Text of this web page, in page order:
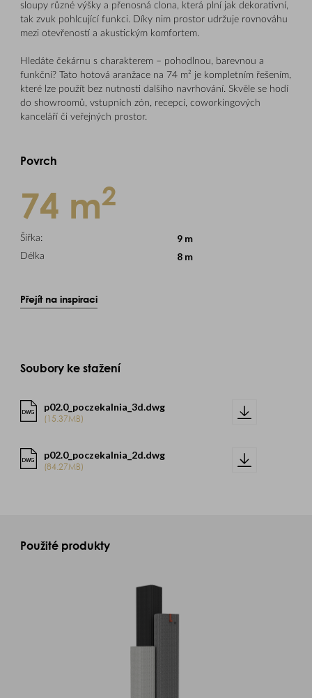
sloupy různé výšky a přenosná clona, která plní jak dekorativní,
tak zvuk pohlcující funkci. Díky nim prostor udržuje rovnováhu
mezi otevřeností a akustickým komfortem.
Hledáte čekárnu s charakterem – pohodlnou, barevnou a
funkční? Tato hotová aranžace na 74 m² je kompletním řešením,
které lze použít bez nutnosti dalšího navrhování. Skvěle se hodí
do showroomů, vstupních zón, recepcí, coworkingových
kanceláří či veřejných prostor.
Povrch
74 m2
Šířka: 9 m
Délka 8 m
Soubory ke stažení
DWG p02.0_poczekalnia_3d.dwg
(15.37MB)
DWG p02.0_poczekalnia_2d.dwg
(84.27MB)
Přejít na inspiraci
Použité produkty